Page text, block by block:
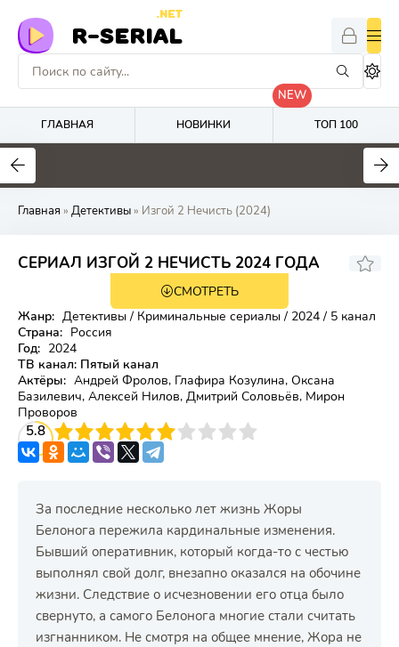
R-SERIAL
.NET
ГЛАВНАЯ НОВИНКИ
NEW
ТОП 100
4
Главная » Детективы» Изгой 2 Нечисть (2024)
CЕРИАЛ ИЗГОЙ 2 НЕЧИСТЬ 2024 ГОДА
СМОТРЕТЬ
Жанр: Детективы / Криминальные сериалы / 2024 / 5 канал
Страна: Россия
Год: 2024
ТВ канал: Пятый канал
Aктёpы: Андрей Фролов, Глафира Козулина, Оксана
Базилевич, Алексей Нилов, Дмитрий Соловьёв, Мирон
Проворов
5.8
4 5 6 7 8 9 10
За последние несколько лет жизнь Жоры
Белонога пережила кардинальные изменения.
Бывший оперативник, который когда-то с честью
выполнял свой долг, внезапно оказался на обочине
жизни. Следствие о исчезновении его отца было
свернуто, а самого Белонога многие стали считать
изгнанником. Не смотря на общее мнение, Жора не